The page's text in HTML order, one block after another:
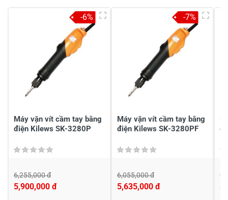
-
Chia sẻ nhận xét về sản phẩm
Viết nhận xét về sản phẩm
Máy vặn vít cầm tay bằng
điện Kilews SK-3280P
6,255,000 đ
5,900,000 đ
-6%
Máy vặn vít cầm tay bằng
điện Kilews SK-3280PF
6,055,000 đ
5,635,000 đ
-7%